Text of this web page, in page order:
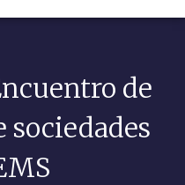
de
sociedades